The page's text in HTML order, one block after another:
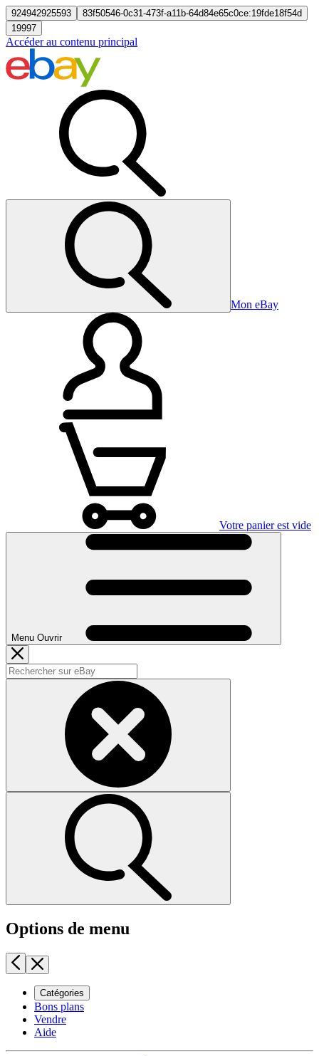
924942925593
83f50546-0c31-473f-a11b-64d84e65c0ce:19fde18f54d
19997
Accéder au contenu principal
Mon eBay
Votre panier est vide
Menu Ouvrir
Options de menu
Catégories
Bons plans
Vendre
Aide